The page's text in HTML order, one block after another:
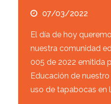
07/03/2022
El día de hoy
nuestra comunidad
005 de 2022 emitida
Educación de
uso de tapabocas en